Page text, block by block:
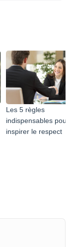
Les 5 règles
indispensables pour
inspirer le respect